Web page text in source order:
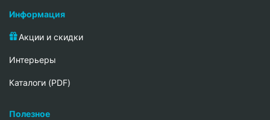
Информация
Акции и скидки
Интерьеры
Каталоги (PDF)
Полезное